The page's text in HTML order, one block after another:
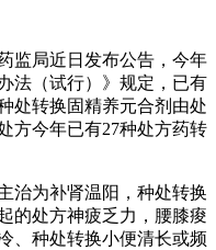
监局近日发布公告，今年
法（试行）》规定，已有
处转换固精养元合剂由处
方今年已有27种处方药转
治为补肾温阳，种处转换
的处方神疲乏力，腰膝痠
、种处转换小便清长或频